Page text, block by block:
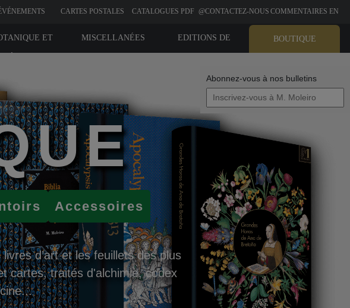
Abonnez-vous à nos bulletins
CARTES POSTALES CATALOGUES PDF @CONTACTEZ-NOUS COMMENTAIRES EN
BOUTIQUE
EDITIONS DE
MISCELLANÉES
ET
Accessoires
d’art et les feuillets des plus
cartes, traités d'alchimie, codex